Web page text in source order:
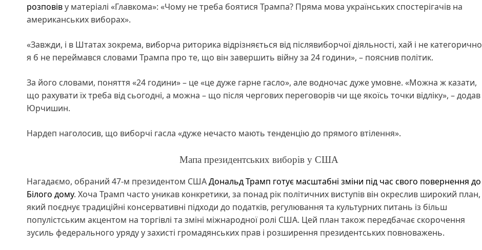
розповіву матеріалі «Главкома»: «Чому не треба боятися Трампа? Пряма мова українських спостерігачів на
американських виборах».
«Завжди, і в Штатах зокрема, виборча риторика відрізняється від післявиборчої діяльності, хай і не
я б не переймався словами Трампа про те, що він завершить війну за 24 години», – пояснив політик.
За його словами, поняття «24 години» – це «це дуже гарне гасло», але водночас дуже умовне. «Можна ж казати,
що рахувати їх треба від сьогодні, а можна – що після чергових переговорів чи ще якоїсь точки відліку», – додав
Юрчишин.
Нардеп наголосив, що виборчі гасла «дуже нечасто мають тенденцію до прямого втілення».
Мапа президентських виборів у США
Нагадаємо, обраний 47-м президентом СШАДональд Трамп готує масштабні зміни під час свого повернення до
Білого дому. Хоча Трамп часто уникав конкретики, за понад рік політичних виступів він окреслив широкий план,
який поєднує традиційні консервативні підходи до податків, регулювання та культурних питань із більш
популістським акцентом на торгівлі та зміні міжнародної ролі США. Цей план також передбачає скорочення
зусиль федерального уряду у захисті громадянських прав і розширення президентських повноважень.